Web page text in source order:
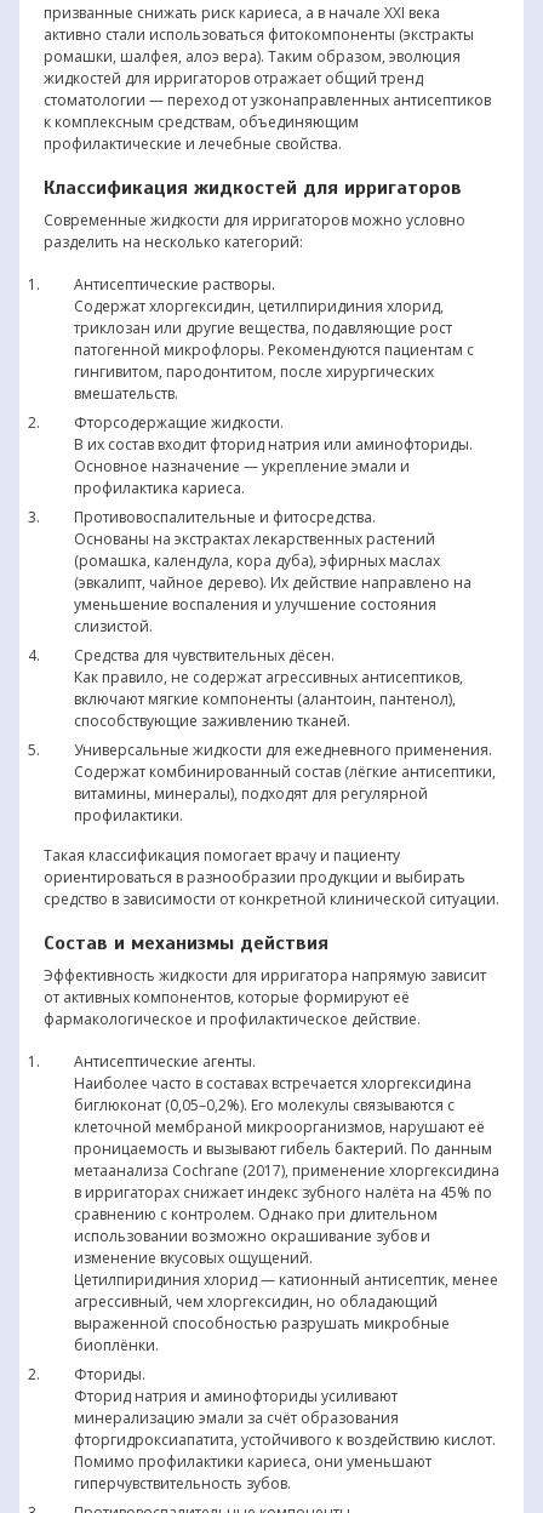
призванные снижать риск кариеса, а в начале XXI века
активно стали использоваться фитокомпоненты (экстракты
ромашки, шалфея, алоэ вера). Таким образом, эволюция
жидкостей для ирригаторов отражает общий тренд
стоматологии — переход от узконаправленных антисептиков
к комплексным средствам, объединяющим
профилактические и лечебные свойства.
Классификация жидкостей для ирригаторов
Современные жидкости для ирригаторов можно условно
разделить на несколько категорий:
Антисептические растворы.
Содержат хлоргексидин, цетилпиридиния хлорид,
триклозан или другие вещества, подавляющие рост
патогенной микрофлоры. Рекомендуются пациентам с
гингивитом, пародонтитом, после хирургических
вмешательств.
Фторсодержащие жидкости.
В их состав входит фторид натрия или аминофториды.
Основное назначение — укрепление эмали и
профилактика кариеса.
Противовоспалительные и фитосредства.
Основаны на экстрактах лекарственных растений
(ромашка, календула, кора дуба), эфирных маслах
(эвкалипт, чайное дерево). Их действие направлено на
уменьшение воспаления и улучшение состояния
слизистой.
Средства для чувствительных дёсен.
Как правило, не содержат агрессивных антисептиков,
включают мягкие компоненты (алантоин, пантенол),
способствующие заживлению тканей.
Универсальные жидкости для ежедневного применения.
Содержат комбинированный состав (лёгкие антисептики,
витамины, минералы), подходят для регулярной
профилактики.
Такая классификация помогает врачу и пациенту
ориентироваться в разнообразии продукции и выбирать
средство в зависимости от конкретной клинической ситуации.
Состав и механизмы действия
Эффективность жидкости для ирригатора напрямую зависит
от активных компонентов, которые формируют её
фармакологическое и профилактическое действие.
Антисептические агенты.
Наиболее часто в составах встречается хлоргексидина
биглюконат (0,05–0,2%). Его молекулы связываются с
клеточной мембраной микроорганизмов, нарушают её
проницаемость и вызывают гибель бактерий. По данным
метаанализа Cochrane (2017), применение хлоргексидина
в ирригаторах снижает индекс зубного налёта на 45% по
сравнению с контролем. Однако при длительном
использовании возможно окрашивание зубов и
изменение вкусовых ощущений.
Цетилпиридиния хлорид — катионный антисептик, менее
агрессивный, чем хлоргексидин, но обладающий
выраженной способностью разрушать микробные
биоплёнки.
Фториды.
Фторид натрия и аминофториды усиливают
минерализацию эмали за счёт образования
фторгидроксиапатита, устойчивого к воздействию кислот.
Помимо профилактики кариеса, они уменьшают
гиперчувствительность зубов.